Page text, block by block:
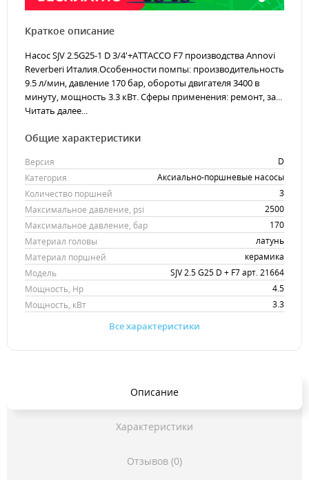
Краткое описание
Насос SJV 2.5G25-1 D 3/4'+ATTACCO F7 производства Annovi
Reverberi Италия.Особенности помпы: производительность
9.5 л/мин, давление 170 бар, обороты двигателя 3400 в
минуту, мощность 3.3 кВт. Сферы применения: ремонт, за...
Читать далее...
Общие характеристики
Версия
D
Категория
Аксиально-поршневые насосы
Количество поршней
3
Максимальное давление, psi
2500
Максимальное давление, бар
170
Материал головы
латунь
Материал поршней
керамика
Модель
SJV 2.5 G25 D + F7 арт. 21664
Мощность, Hp
4.5
Мощность, кВт
3.3
Все характеристики
Описание
Характеристики
Отзывов (0)